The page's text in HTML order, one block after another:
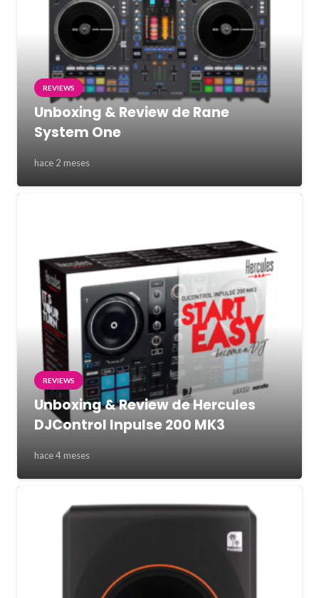
REVIEWS
Unboxing & Review de Rane
System One
hace 2 meses
REVIEWS
Unboxing & Review de Hercules
DJControl Inpulse 200 MK3
hace 4 meses